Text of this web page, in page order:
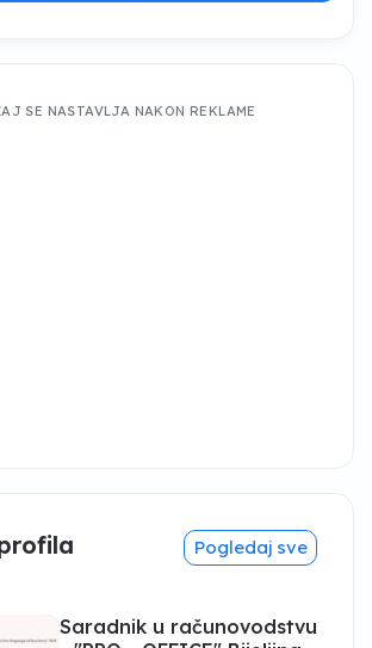
SE NASTAVLJA NAKON REKLAME
Pogledaj sve
Saradnik u računovodstvu